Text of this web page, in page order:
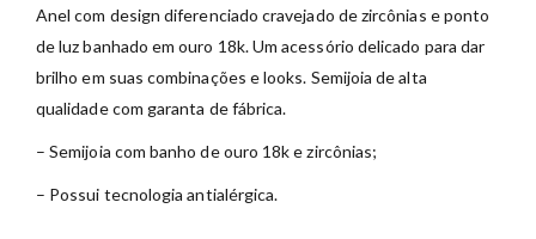
Anel com design diferenciado cravejado de zircônias e ponto
de luz banhado em ouro 18k. Um acessório delicado para dar
brilho em suas combinações e looks. Semijoia de alta
qualidade com garanta de fábrica.
– Semijoia com banho de ouro 18k e zircônias;
– Possui tecnologia antialérgica.